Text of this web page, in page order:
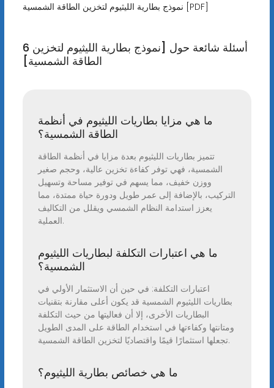
نموذج بطارية الليثيوم لتخزين الطاقة الشمسية [PDF]
6 أسئلة شائعة حول [نموذج بطارية الليثيوم لتخزين
الطاقة الشمسية]
ما هي مزايا بطاريات الليثيوم في أنظمة
الطاقة الشمسية؟
تتميز بطاريات الليثيوم بعدة مزايا في أنظمة الطاقة
الشمسية، فهي توفر كفاءة تخزين عالية، وحجم صغير
ووزن خفيف، مما يسهم في توفير مساحة وتسهيل
التركيب، بالإضافة إلى عمر طويل ودورة حياة ممتدة، مما
يعزز استدامة النظام الشمسي ويقلل من التكاليف
العملية.
ما هي اعتبارات التكلفة لبطاريات الليثيوم
الشمسية؟
اعتبارات التكلفة: في حين أن الاستثمار الأولي في
بطاريات الليثيوم الشمسية قد يكون أعلى مقارنة بتقنيات
البطاريات الأخرى، إلا أن فعاليتها من حيث التكلفة
ومتانتها وكفاءتها في استخدام الطاقة على المدى الطويل
تجعلها استثمارًا قيمًا واقتصاديًا لتخزين الطاقة الشمسية.
ما هي خصائص بطارية الليثيوم؟